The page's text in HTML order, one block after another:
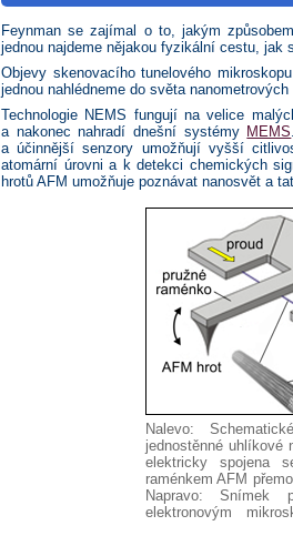
Feynman se zajímal o to, jakým
jednou najdeme nějakou fyzikální cestu, jak
Objevy skenovacího tunelového
jednou nahlédneme do světa
Technologie NEMS fungují na velice
a nakonec nahradí dnešní systémy MEMS
a účinnější senzory umožňují vyšší
atomární úrovni a k detekci chemických
hrotů AFM umožňuje poznávat nanosvět a
Nalevo:
jednostěnné uhlíkové
elektricky spojena
raménkem AFM
Napravo: Snímek
elektronovým